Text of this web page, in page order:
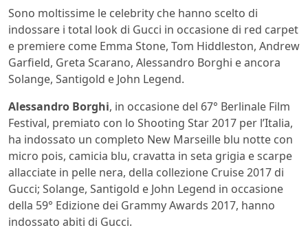
Sono moltissime le celebrity che hanno scelto di
indossare i total look di Gucci in occasione di red carpet
e premiere come Emma Stone, Tom Hiddleston, Andrew
Garfield, Greta Scarano, Alessandro Borghi e ancora
Solange, Santigold e John Legend.
Alessandro Borghi, in occasione del 67° Berlinale Film
Festival, premiato con lo Shooting Star 2017 per l’Italia,
ha indossato un completo New Marseille blu notte con
micro pois, camicia blu, cravatta in seta grigia e scarpe
allacciate in pelle nera, della collezione Cruise 2017 di
Gucci; Solange, Santigold e John Legend in occasione
della 59° Edizione dei Grammy Awards 2017, hanno
indossato abiti di Gucci.